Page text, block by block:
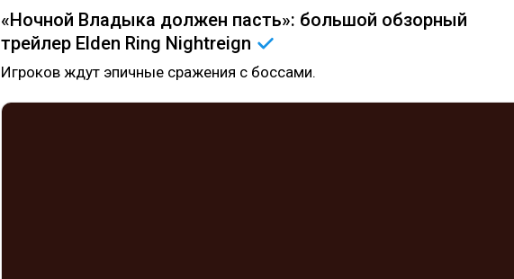
«Ночной Владыка должен пасть»: большой обзорный
трейлер Elden Ring Nightreign
Игроков ждут эпичные сражения с боссами.